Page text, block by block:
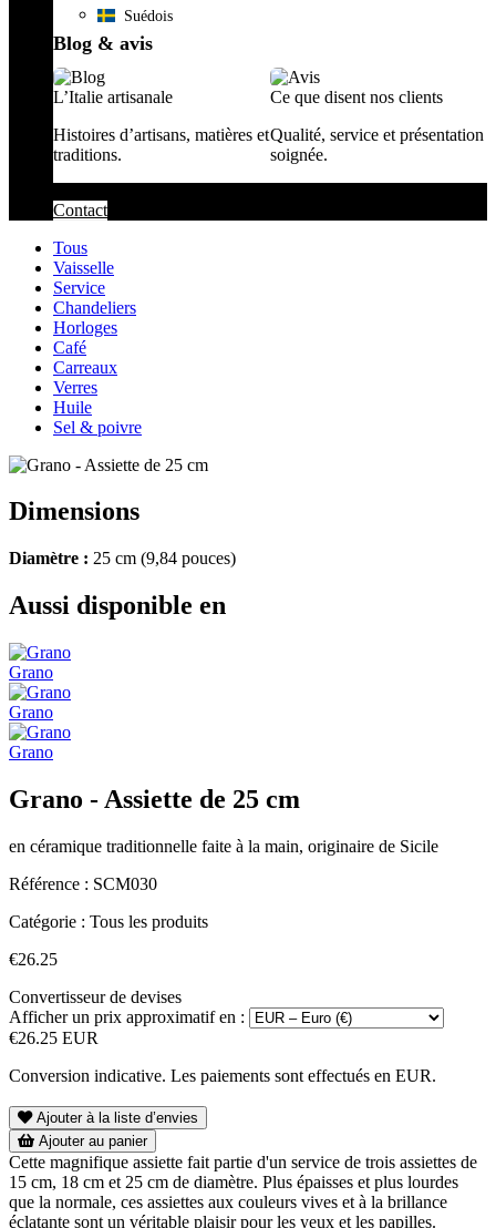
Suédois
Blog & avis
L’Italie artisanale
Histoires d’artisans, matières et
traditions.
Ce que disent nos clients
Qualité, service et présentation
soignée.
Contact
Tous
Vaisselle
Service
Chandeliers
Horloges
Café
Carreaux
Verres
Huile
Sel & poivre
Dimensions
Diamètre : 25 cm (9,84 pouces)
Aussi disponible en
Grano
Grano
Grano
Grano - Assiette de 25 cm
en céramique traditionnelle faite à la main, originaire de Sicile
Référence : SCM030
Catégorie : Tous les produits
€26.25
Convertisseur de devises
Afficher un prix approximatif en :
€26.25 EUR
Conversion indicative. Les paiements sont effectués en EUR.
Ajouter à la liste d’envies
Ajouter au panier
Cette magnifique assiette fait partie d'un service de trois assiettes de
15 cm, 18 cm et 25 cm de diamètre. Plus épaisses et plus lourdes
que la normale, ces assiettes aux couleurs vives et à la brillance
éclatante sont un véritable plaisir pour les yeux et les papilles.